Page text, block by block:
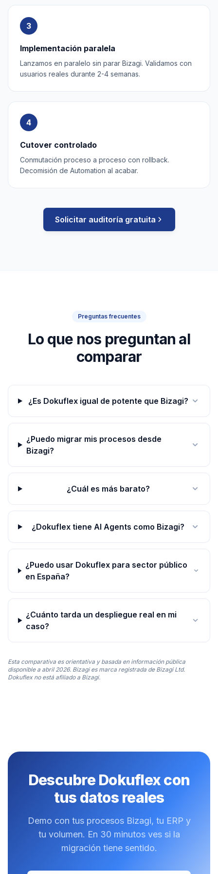
3
Implementación paralela
Lanzamos en paralelo sin parar Bizagi. Validamos con
usuarios reales durante 2-4 semanas.
4
Cutover controlado
Conmutación proceso a proceso con rollback.
Decomisión de Automation al acabar.
Solicitar auditoría gratuita
Preguntas frecuentes
Lo que nos preguntan al
comparar
¿Es Dokuflex igual de potente que Bizagi?
¿Puedo migrar mis procesos desde
Bizagi?
¿Cuál es más barato?
¿Dokuflex tiene AI Agents como Bizagi?
¿Puedo usar Dokuflex para sector público
en España?
¿Cuánto tarda un despliegue real en mi
caso?
Esta comparativa es orientativa y basada en información pública
disponible a abril 2026. Bizagi es marca registrada de Bizagi Ltd.
Dokuflex no está afiliado a Bizagi.
Descubre Dokuflex con
tus datos reales
Demo con tus procesos Bizagi, tu ERP y
tu volumen. En 30 minutos ves si la
migración tiene sentido.